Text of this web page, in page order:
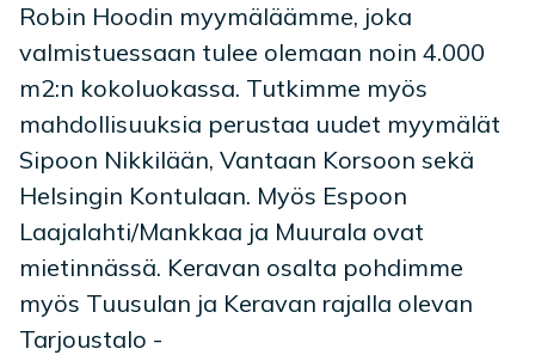
Robin Hoodin myymäläämme, joka
valmistuessaan tulee olemaan noin 4.000
m2:n kokoluokassa. Tutkimme myös
mahdollisuuksia perustaa uudet myymälät
Sipoon Nikkilään, Vantaan Korsoon sekä
Helsingin Kontulaan. Myös Espoon
Laajalahti/Mankkaa ja Muurala ovat
mietinnässä. Keravan osalta pohdimme
myös Tuusulan ja Keravan rajalla olevan
Tarjoustalo -